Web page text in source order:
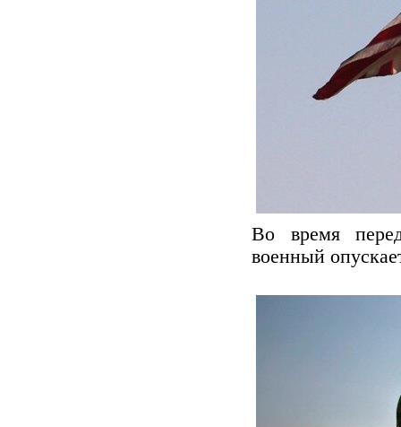
Во время
военный